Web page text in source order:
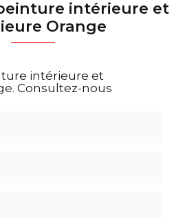
intérieure et
Orange
intérieure et
Consultez-nous